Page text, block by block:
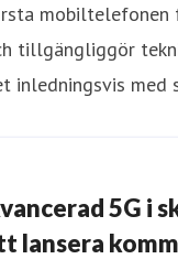
mobiltelefonen
tillgängliggör
inledningsvis med
5G i
lansera